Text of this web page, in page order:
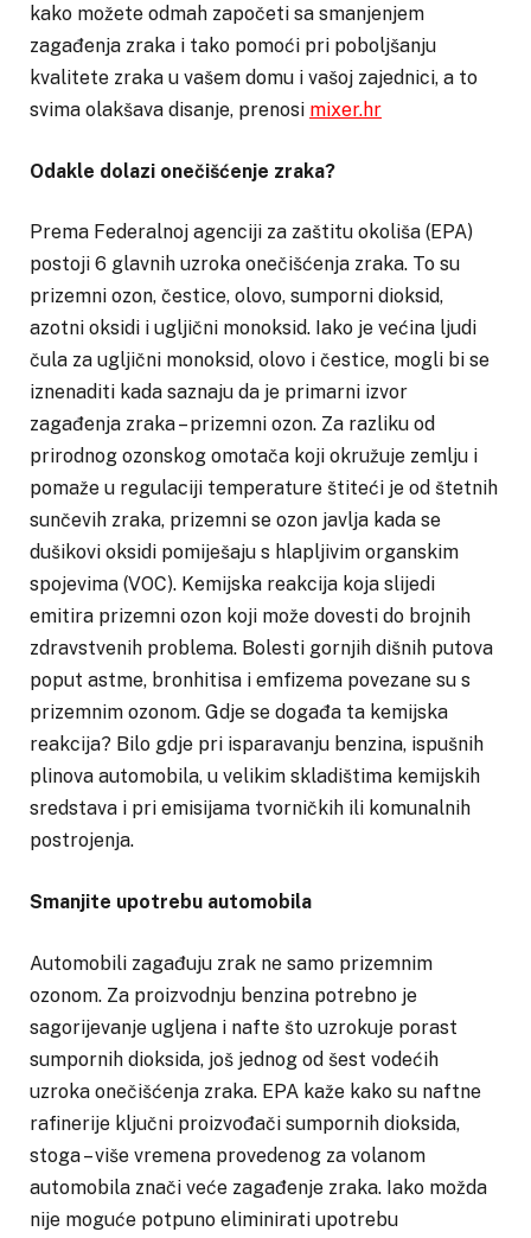
kako možete odmah započeti sa smanjenjem
zagađenja zraka i tako pomoći pri poboljšanju
kvalitete zraka u vašem domu i vašoj zajednici, a to
svima olakšava disanje, prenosi mixer.hr
Odakle dolazi onečišćenje zraka?
Prema Federalnoj agenciji za zaštitu okoliša (EPA)
postoji 6 glavnih uzroka onečišćenja zraka. To su
prizemni ozon, čestice, olovo, sumporni dioksid,
azotni oksidi i ugljični monoksid. Iako je većina ljudi
čula za ugljični monoksid, olovo i čestice, mogli bi se
iznenaditi kada saznaju da je primarni izvor
zagađenja zraka – prizemni ozon. Za razliku od
prirodnog ozonskog omotača koji okružuje zemlju i
pomaže u regulaciji temperature štiteći je od štetnih
sunčevih zraka, prizemni se ozon javlja kada se
dušikovi oksidi pomiješaju s hlapljivim organskim
spojevima (VOC). Kemijska reakcija koja slijedi
emitira prizemni ozon koji može dovesti do brojnih
zdravstvenih problema. Bolesti gornjih dišnih putova
poput astme, bronhitisa i emfizema povezane su s
prizemnim ozonom. Gdje se događa ta kemijska
reakcija? Bilo gdje pri isparavanju benzina, ispušnih
plinova automobila, u velikim skladištima kemijskih
sredstava i pri emisijama tvorničkih ili komunalnih
postrojenja.
Smanjite upotrebu automobila
Automobili zagađuju zrak ne samo prizemnim
ozonom. Za proizvodnju benzina potrebno je
sagorijevanje ugljena i nafte što uzrokuje porast
sumpornih dioksida, još jednog od šest vodećih
uzroka onečišćenja zraka. EPA kaže kako su naftne
rafinerije ključni proizvođači sumpornih dioksida,
stoga – više vremena provedenog za volanom
automobila znači veće zagađenje zraka. Iako možda
nije moguće potpuno eliminirati upotrebu